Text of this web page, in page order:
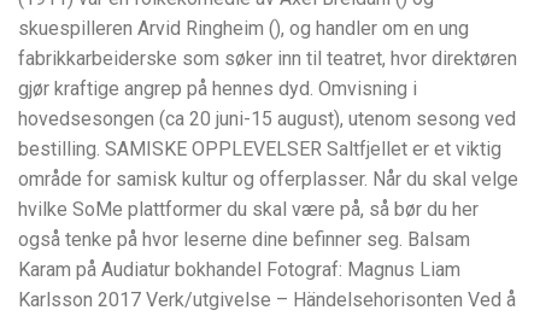
skuespilleren Arvid Ringheim (), og handler om en ung
fabrikkarbeiderske som søker inn til teatret, hvor direktøren
gjør kraftige angrep på hennes dyd. Omvisning i
hovedsesongen (ca 20 juni-15 august), utenom sesong ved
bestilling. SAMISKE OPPLEVELSER Saltfjellet er et viktig
område for samisk kultur og offerplasser. Når du skal velge
hvilke SoMe plattformer du skal være på, så bør du her
også tenke på hvor leserne dine befinner seg. Balsam
Karam på Audiatur bokhandel Fotograf: Magnus Liam
Karlsson 2017 Verk/utgivelse – Händelsehorisonten Ved å